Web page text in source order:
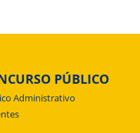
PÚBLICO
Administrativo